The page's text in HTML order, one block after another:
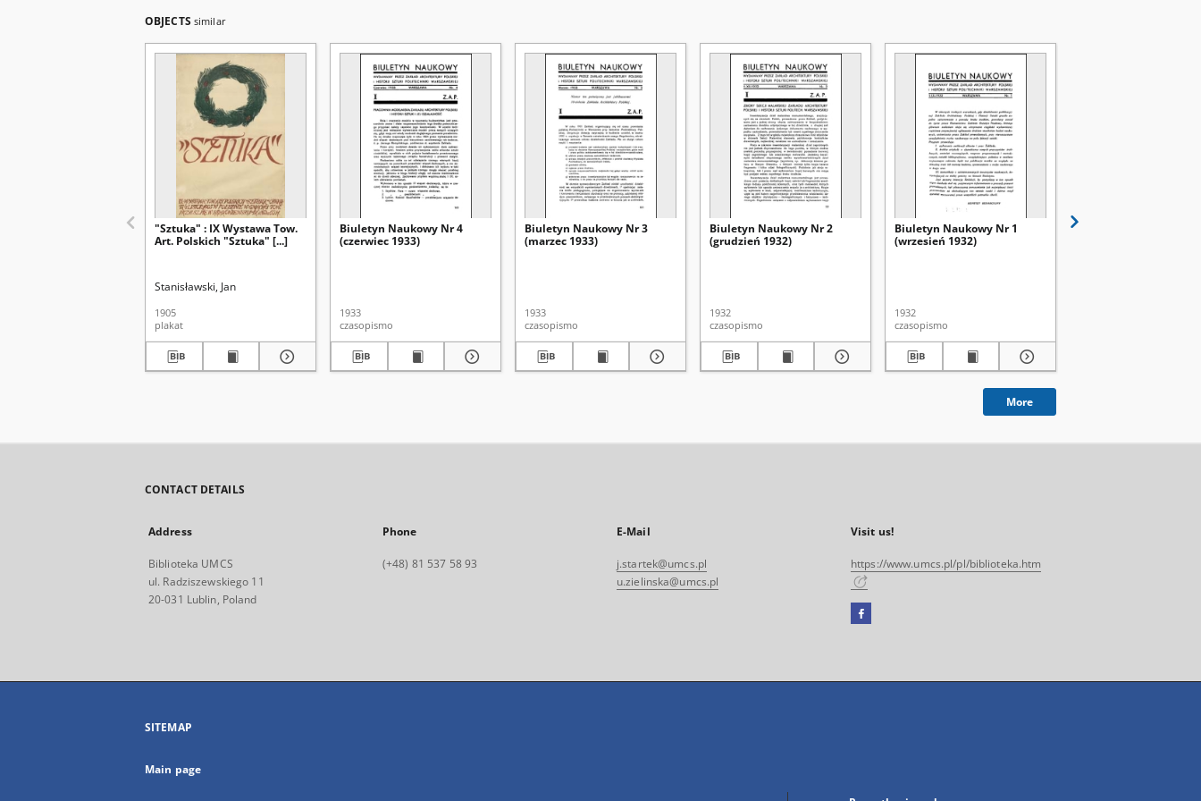
OBJECTS similar
"Sztuka" : IX Wystawa Tow.
Art. Polskich "Sztuka" [...]
Stanisławski, Jan
1905
plakat
Biuletyn Naukowy Nr 4
(czerwiec 1933)
1933
czasopismo
Biuletyn Naukowy Nr 3
(marzec 1933)
1933
czasopismo
Biuletyn Naukowy Nr 2
(grudzień 1932)
1932
czasopismo
Biuletyn Naukowy Nr 1
(wrzesień 1932)
1932
czasopismo
More
CONTACT DETAILS
Address
Biblioteka UMCS
ul. Radziszewskiego 11
20-031 Lublin, Poland
Phone
(+48) 81 537 58 93
E-Mail
j.startek@umcs.pl
u.zielinska@umcs.pl
Visit us!
https://www.umcs.pl/pl/biblioteka.htm
Facebook
open
SITEMAP
Main page